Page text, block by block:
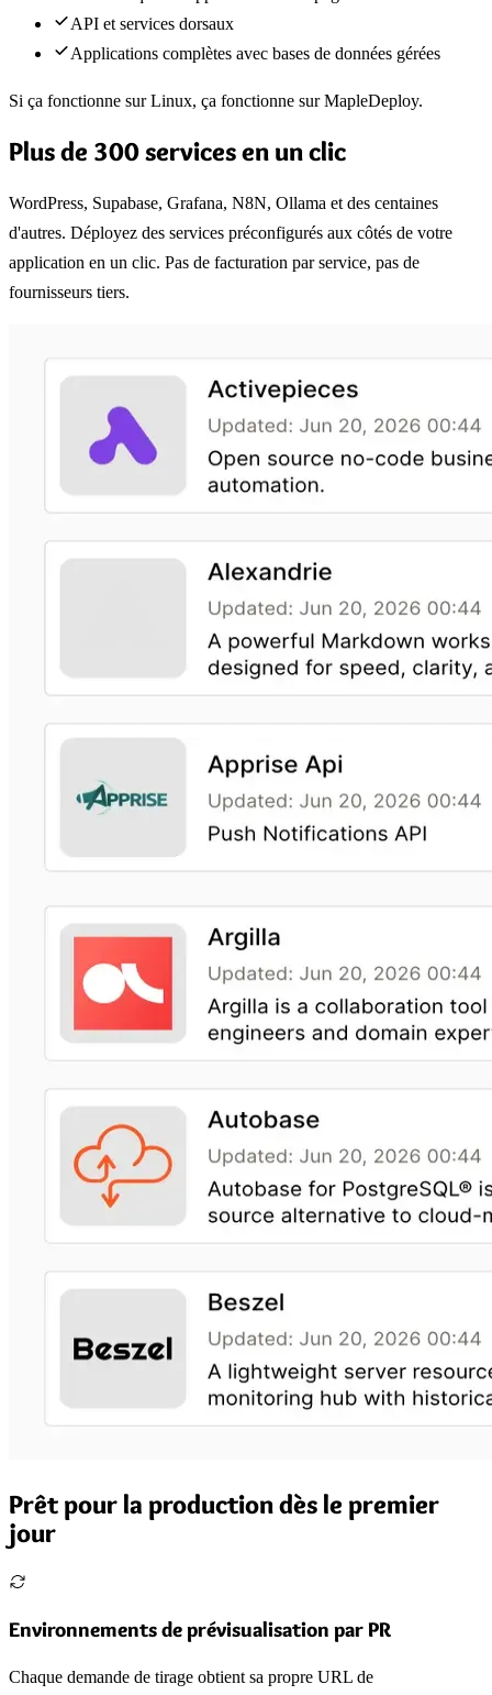
API et services dorsaux
Applications complètes avec bases de données gérées
Si ça fonctionne sur Linux, ça fonctionne sur MapleDeploy.
Plus de 300 services en un clic
WordPress, Supabase, Grafana, N8N, Ollama et des centaines
d'autres. Déployez des services préconfigurés aux côtés de votre
application en un clic. Pas de facturation par service, pas de
fournisseurs tiers.
Prêt pour la production dès le premier
jour
Environnements de prévisualisation par PR
Chaque demande de tirage obtient sa propre URL de